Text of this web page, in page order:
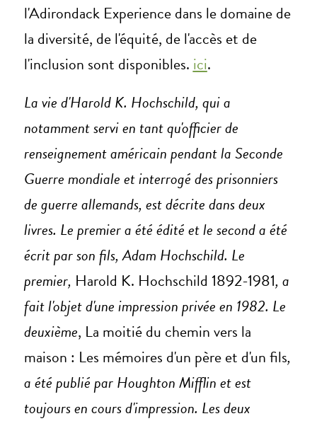
l'Adirondack Experience dans le domaine de
la diversité, de l'équité, de l'accès et de
l'inclusion sont disponibles. ici.
La vie d'Harold K. Hochschild, qui a
notamment servi en tant qu'officier de
renseignement américain pendant la Seconde
Guerre mondiale et interrogé des prisonniers
de guerre allemands, est décrite dans deux
livres. Le premier a été édité et le second a été
écrit par son fils, Adam Hochschild. Le
premier, Harold K. Hochschild 1892-1981, a
fait l'objet d'une impression privée en 1982. Le
deuxième, La moitié du chemin vers la
maison : Les mémoires d'un père et d'un fils,
a été publié par Houghton Mifflin et est
toujours en cours d'impression. Les deux